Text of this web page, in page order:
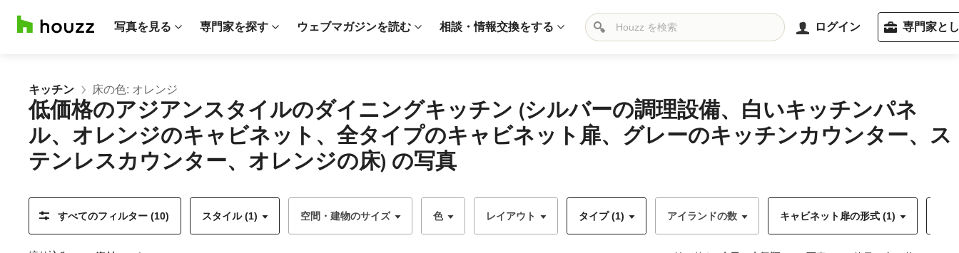
写真を見る 専門家を探す ウェブマガジンを読む 相談・情報交換をする ログイン 専門家と
キッチン 床の色: オレンジ
低価格のアジアンスタイルのダイニングキッチン (シルバーの調理設備、白いキッチンパネ
ル、オレンジのキャビネット、全タイプのキャビネット扉、グレーのキッチンカウンター、ス
テンレスカウンター、オレンジの床) の写真
すべてのフィルター (10) スタイル (1) 空間・建物のサイズ 色 レイアウト タイプ (1) アイランドの数 キャビネット扉の形式 (1)